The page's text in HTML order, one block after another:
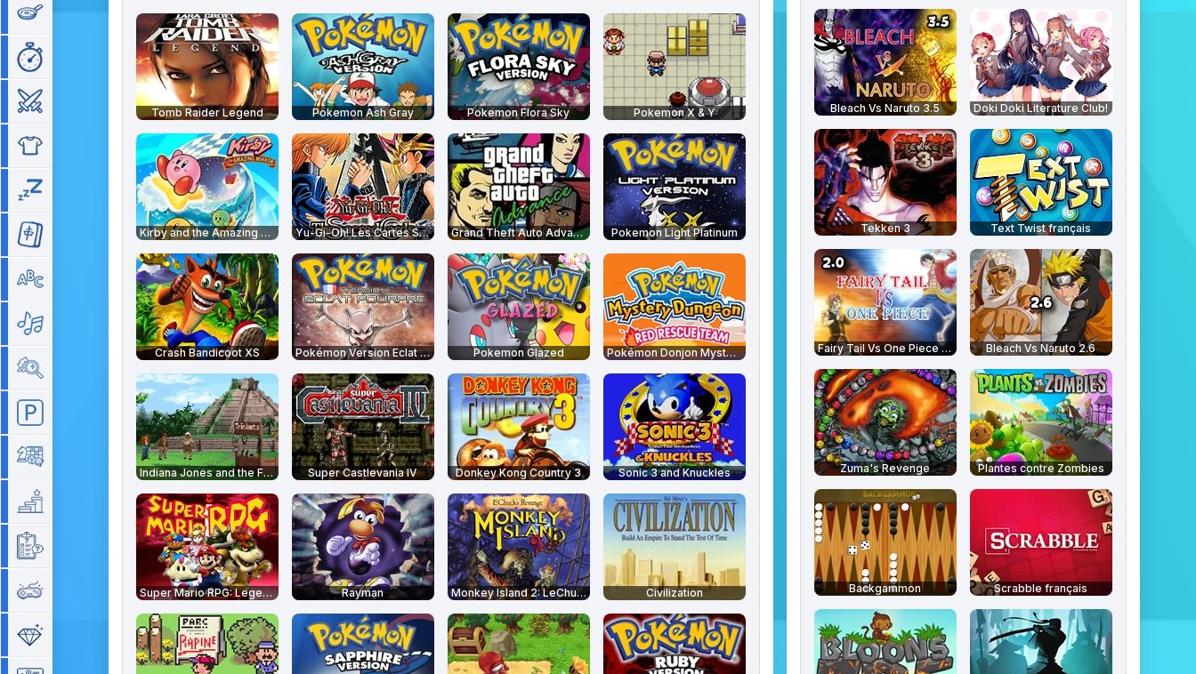
Gestion de temps
Tomb Raider Legend Pokemon Ash Gray Pokemon Flora Sky Pokemon X & Y
Kirby and the Amazing Mirror Yu-Gi-Oh! Les Cartes Sacrées Grand Theft Auto Advance Pokemon Light Platinum
Crash Bandicoot XS Pokémon Version Eclat Pourpre Pokemon Glazed Pokémon Donjon Mystère : Equipe de Secours Rouge
Indiana Jones and the Fate of Atlantis Super Castlevania IV Donkey Kong Country 3 Sonic 3 and Knuckles
Super Mario RPG: Legend of the Seven Stars Rayman Monkey Island 2: LeChuck's Revenge Civilization
Bleach Vs Naruto 3.5 Doki Doki Literature Club!
Tekken 3 Text Twist français
Fairy Tail Vs One Piece 2.0 Bleach Vs Naruto 2.6
Zuma's Revenge Plantes contre Zombies
Backgammon Scrabble français